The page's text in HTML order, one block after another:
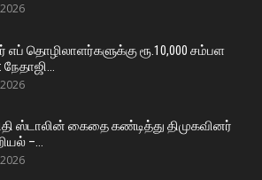
எப் தொழிலாளர்களுக்கு ரூ.10,000 சம்பள
நேதாஜி…
ஸ்டாலின் கைதை கண்டித்து திமுகவினர்
–…